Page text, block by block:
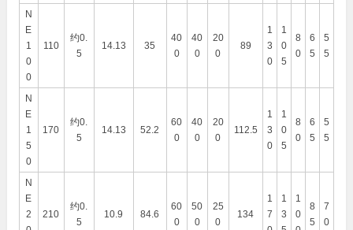
N
E
1
0
0
110
约0.
5
14.13 35
40
0
40
0
20
0
89
1
3
0
1
0
5
8
0
6
5
5
5
N
E
1
5
0
170
约0.
5
14.13 52.2
60
0
40
0
20
0
112.5
1
3
0
1
0
5
8
0
6
5
5
5
N
E
2
210
约0.
5
10.9 84.6
60
0
50
0
25
0
134
1
7
1
3
1
0
8
5
7
0